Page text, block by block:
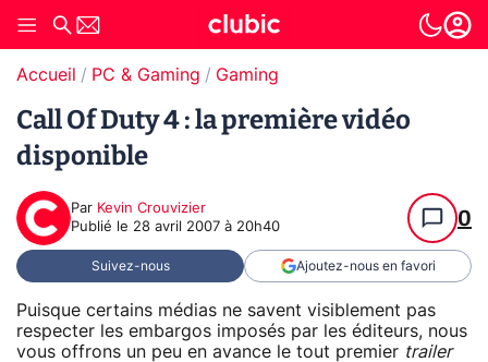
Accueil PC & Gaming Gaming
Call Of Duty 4 : la première vidéo
disponible
Par Kevin Crouvizier
Publié le 28 avril 2007 à 20h40 0
Suivez-nous Ajoutez-nous en favori
Puisque certains médias ne savent visiblement pas
respecter les embargos imposés par les éditeurs, nous
vous offrons un peu en avance le tout premier trailer